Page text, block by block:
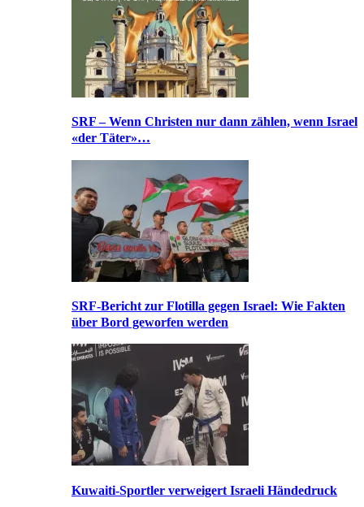
SRF – Wenn Christen nur dann zählen, wenn Israel
«der Täter»…
SRF-Bericht zur Flotilla gegen Israel: Wie Fakten
über Bord geworfen werden
Kuwaiti-Sportler verweigert Israeli Händedruck